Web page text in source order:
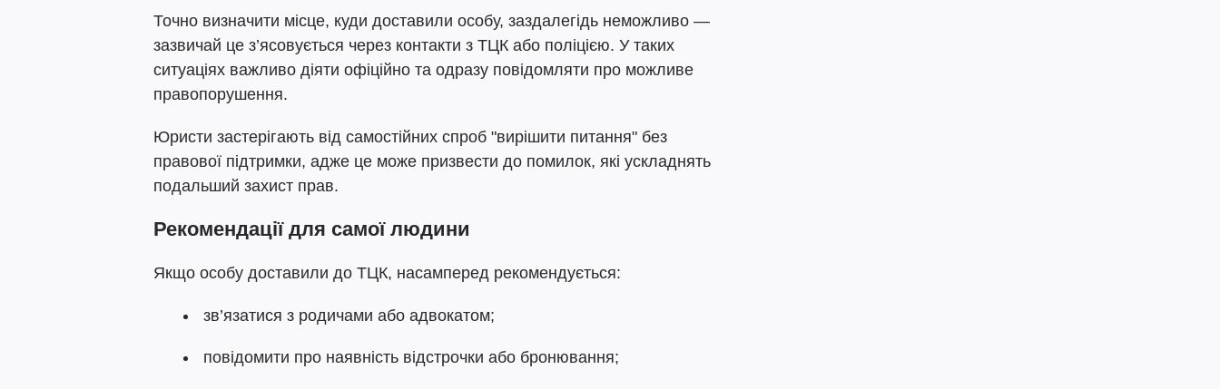
Точно визначити місце, куди доставили особу, заздалегідь неможливо —
зазвичай це з’ясовується через контакти з ТЦК або поліцією. У таких
ситуаціях важливо діяти офіційно та одразу повідомляти про можливе
правопорушення.
Юристи застерігають від самостійних спроб "вирішити питання" без
правової підтримки, адже це може призвести до помилок, які ускладнять
подальший захист прав.
Рекомендації для самої людини
Якщо особу доставили до ТЦК, насамперед рекомендується:
зв’язатися з родичами або адвокатом;
повідомити про наявність відстрочки або бронювання;